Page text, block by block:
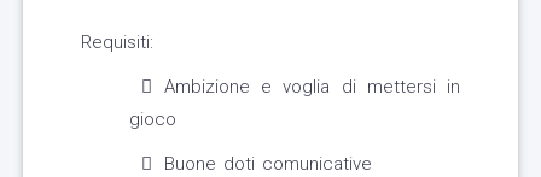
Requisiti:
Ambizione e voglia di mettersi in
gioco
Buone doti comunicative